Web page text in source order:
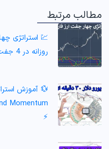
مطالب مرتبط
💹 استراتژی
روزانه در 4 جفت ارز - (IFX-ST305) ⚡️
⚡️